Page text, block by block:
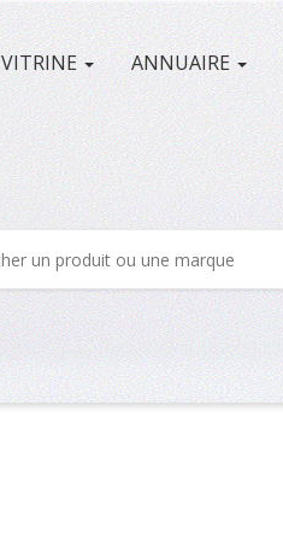
VITRINE ANNUAIRE